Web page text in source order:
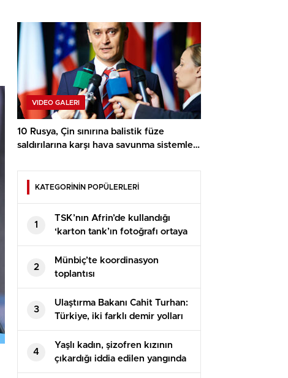
VIDEO GALERI
10 Rusya, Çin sınırına balistik füze
saldırılarına karşı hava savunma sistemleri
KATEGORİNİN POPÜLERLERİ
1
TSK’nın Afrin’de kullandığı
‘karton tank’ın fotoğrafı ortaya
çıktı
2
Münbiç’te koordinasyon
toplantısı
3
Ulaştırma Bakanı Cahit Turhan:
Türkiye, iki farklı demir yolları
İle AB’ye bağlanacağını açıkladı
4
Yaşlı kadın, şizofren kızının
çıkardığı iddia edilen yangında
öldü